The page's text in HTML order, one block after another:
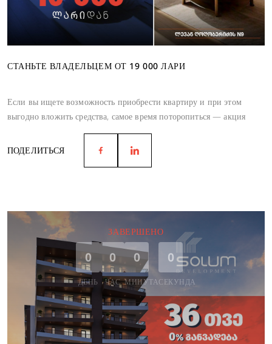
СТАНЬТЕ ВЛАДЕЛЬЦЕМ ОТ 19 000 ЛАРИ
Если вы ищете возможность приобрести квартиру и при этом
выгодно вложить средства, самое время поторопиться — акция
ПОДЕЛИТЬСЯ
ЗАВЕРШЕНО
0
ДЕНЬ
0
ЧАС
0
МИНУТА
0
СЕКУНДА